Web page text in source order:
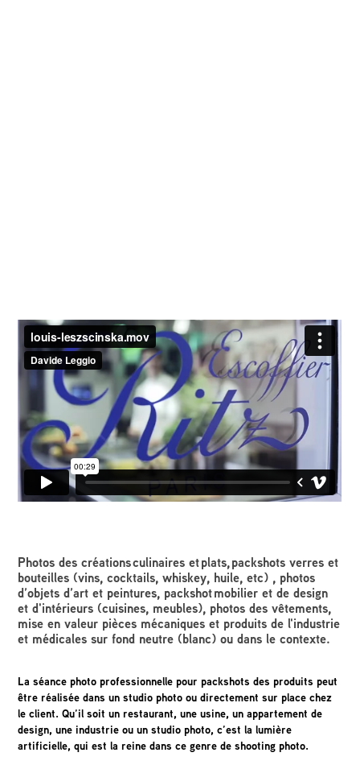
Photos des créations culinaires et plats, packshots verres et
bouteilles (vins, cocktails, whiskey, huile, etc) , photos
d’objets d’art et peintures, packshot mobilier et de design
et d'intérieurs (cuisines, meubles), photos des vêtements,
mise en valeur pièces mécaniques et produits de l'industrie
et médicales sur fond neutre (blanc) ou dans le contexte.
La séance photo professionnelle pour packshots des produits peut
être réalisée dans un studio photo ou directement sur place chez
le client. Qu’il soit un restaurant, une usine, un appartement de
design, une industrie ou un studio photo, c’est la lumière
artificielle, qui est la reine dans ce genre de shooting photo.